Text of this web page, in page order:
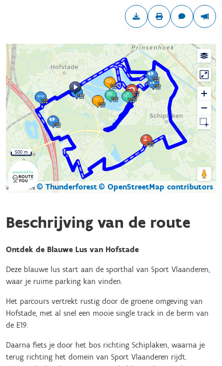
Kaartgegevens © Thunderforest© OpenStreetMap contributors
500 m
Beschrijving van de route
Ontdek de Blauwe Lus van Hofstade
Deze blauwe lus start aan de sporthal van Sport Vlaanderen,
waar je ruime parking kan vinden.
Het parcours vertrekt rustig door de groene omgeving van
Hofstade, met al snel een mooie single track in de berm van
de E19.
Daarna fiets je door het bos richting Schiplaken, waarna je
terug richting het domein van Sport Vlaanderen rijdt.